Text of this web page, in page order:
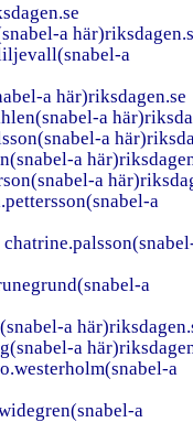
a
a
a här)riksdagen.se
a
a
a
a
a
a
a
a
a
a